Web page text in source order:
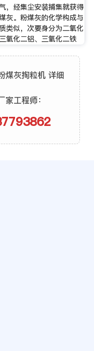
，经集尘安装捕集就获得
灰。粉煤灰的化学构成与
类似，次要身分为二氧化
氧化二铝、三氧化二铁
煤灰掏粒机 详细
工程师：